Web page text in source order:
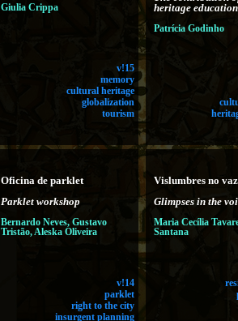
Giulia Crippa
v!15
memory
cultural heritage
globalization
tourism
heritage education
Patrícia Godinho
Oficina de parklet
Parklet workshop
Bernardo Neves, Gustavo
Tristão, Aleska Oliveira
v!14
parklet
right to the city
insurgent planning
Vislumbres no
Glimpses in the
Maria Cecília
Santana